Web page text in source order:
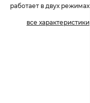
работает в двух режимах
все характеристики